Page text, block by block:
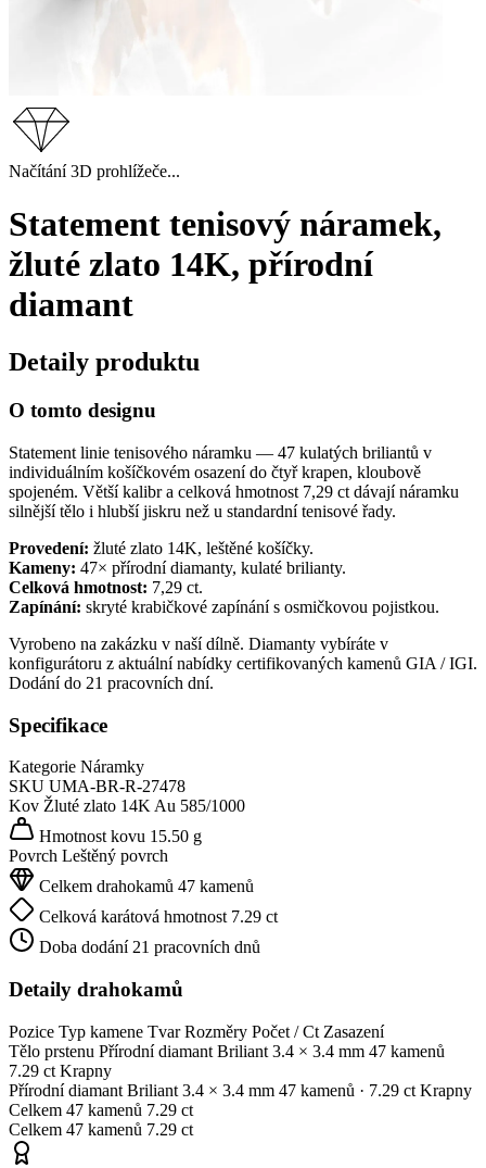
Načítání 3D prohlížeče...
Statement tenisový náramek,
žluté zlato 14K, přírodní
diamant
Detaily produktu
O tomto designu
Statement linie tenisového náramku — 47 kulatých briliantů v
individuálním košíčkovém osazení do čtyř krapen, kloubově
spojeném. Větší kalibr a celková hmotnost 7,29 ct dávají náramku
silnější tělo i hlubší jiskru než u standardní tenisové řady.
Provedení: žluté zlato 14K, leštěné košíčky.
Kameny: 47× přírodní diamanty, kulaté brilianty.
Celková hmotnost: 7,29 ct.
Zapínání: skryté krabičkové zapínání s osmičkovou pojistkou.
Vyrobeno na zakázku v naší dílně. Diamanty vybíráte v
konfigurátoru z aktuální nabídky certifikovaných kamenů GIA / IGI.
Dodání do 21 pracovních dní.
Specifikace
Kategorie Náramky
SKU UMA-BR-R-27478
Kov Žluté zlato 14KAu 585/1000
Hmotnost kovu 15.50 g
Povrch Leštěný povrch
Celkem drahokamů 47 kamenů
Celková karátová hmotnost 7.29 ct
Doba dodání 21 pracovních dnů
Detaily drahokamů
Pozice Typ kamene Tvar Rozměry Počet / Ct Zasazení
Tělo prstenu Přírodní diamant Briliant 3.4 × 3.4 mm 47 kamenů
7.29 ct Krapny
Přírodní diamant Briliant 3.4 × 3.4 mm 47 kamenů · 7.29 ct Krapny
Celkem 47 kamenů 7.29 ct
Celkem 47 kamenů 7.29 ct